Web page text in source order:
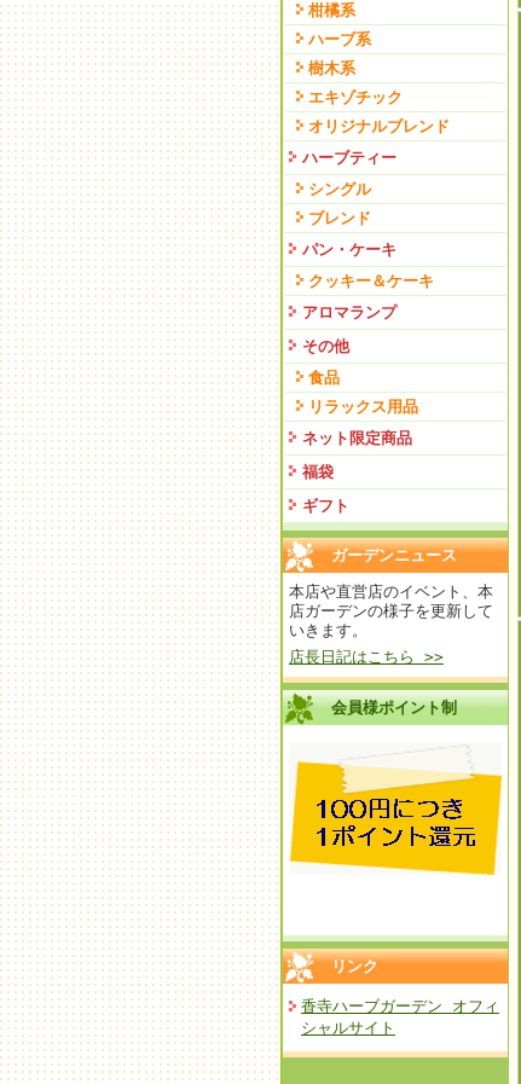
柑橘系
ハーブ系
樹木系
エキゾチック
オリジナルブレンド
ハーブティー
シングル
ブレンド
パン・ケーキ
クッキー＆ケーキ
アロマランプ
その他
食品
リラックス用品
ネット限定商品
福袋
ギフト
ガーデンニュース
本店や直営店のイベント、本
店ガーデンの様子を更新して
いきます。
店長日記はこちら >>
会員様ポイント制
リンク
香寺ハーブガーデン オフィ
シャルサイト